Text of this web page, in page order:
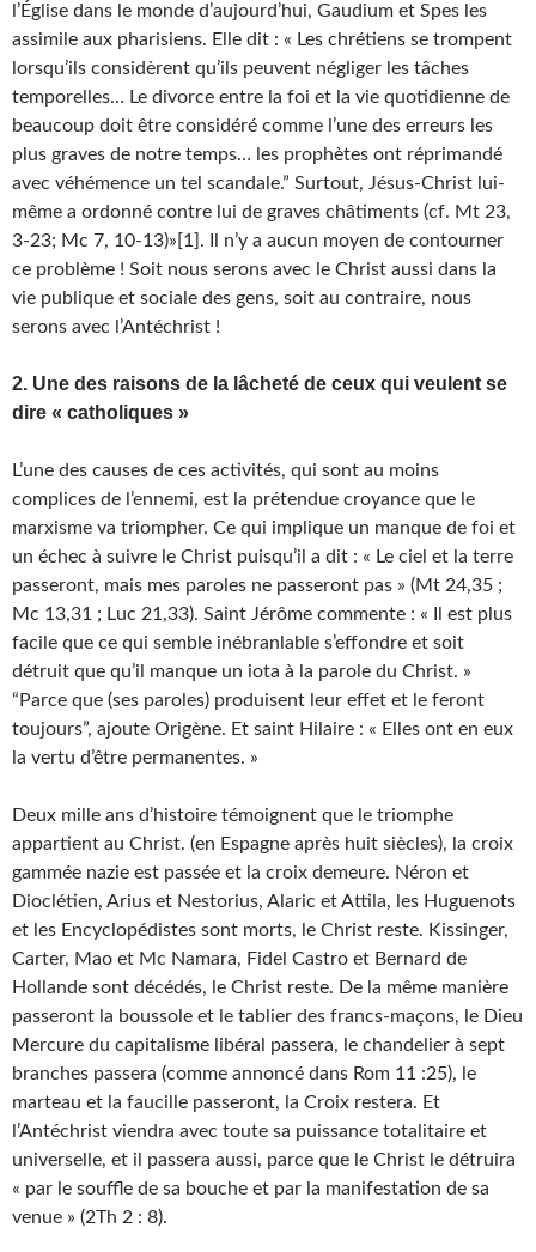
l’Église dans le monde d’aujourd’hui, Gaudium et Spes les
assimile aux pharisiens. Elle dit : « Les chrétiens se trompent
lorsqu’ils considèrent qu’ils peuvent négliger les tâches
temporelles… Le divorce entre la foi et la vie quotidienne de
beaucoup doit être considéré comme l’une des erreurs les
plus graves de notre temps… les prophètes ont réprimandé
avec véhémence un tel scandale.” Surtout, Jésus-Christ lui-
même a ordonné contre lui de graves châtiments (cf. Mt 23,
3-23; Mc 7, 10-13)»[1]. Il n’y a aucun moyen de contourner
ce problème ! Soit nous serons avec le Christ aussi dans la
vie publique et sociale des gens, soit au contraire, nous
serons avec l’Antéchrist !
2. Une des raisons de la lâcheté de ceux qui veulent se
dire « catholiques »
L’une des causes de ces activités, qui sont au moins
complices de l’ennemi, est la prétendue croyance que le
marxisme va triompher. Ce qui implique un manque de foi et
un échec à suivre le Christ puisqu’il a dit : « Le ciel et la terre
passeront, mais mes paroles ne passeront pas » (Mt 24,35 ;
Mc 13,31 ; Luc 21,33). Saint Jérôme commente : « Il est plus
facile que ce qui semble inébranlable s’effondre et soit
détruit que qu’il manque un iota à la parole du Christ. »
“Parce que (ses paroles) produisent leur effet et le feront
toujours”, ajoute Origène. Et saint Hilaire : « Elles ont en eux
la vertu d’être permanentes. »
Deux mille ans d’histoire témoignent que le triomphe
appartient au Christ. (en Espagne après huit siècles), la croix
gammée nazie est passée et la croix demeure. Néron et
Dioclétien, Arius et Nestorius, Alaric et Attila, les Huguenots
et les Encyclopédistes sont morts, le Christ reste. Kissinger,
Carter, Mao et Mc Namara, Fidel Castro et Bernard de
Hollande sont décédés, le Christ reste. De la même manière
passeront la boussole et le tablier des francs-maçons, le Dieu
Mercure du capitalisme libéral passera, le chandelier à sept
branches passera (comme annoncé dans Rom 11 :25), le
marteau et la faucille passeront, la Croix restera. Et
l’Antéchrist viendra avec toute sa puissance totalitaire et
universelle, et il passera aussi, parce que le Christ le détruira
« par le souffle de sa bouche et par la manifestation de sa
venue » (2Th 2 : 8).